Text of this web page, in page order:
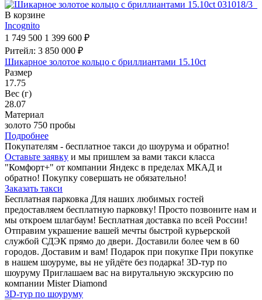
В корзине
Incognito
1 749 500 1 399 600 ₽
Ритейл: 3 850 000 ₽
Шикарное золотое кольцо с бриллиантами 15.10ct
Размер
17.75
Вес (г)
28.07
Материал
золото 750 пробы
Подробнее
Покупателям - бесплатное такси до шоурума и обратно!
Оставьте заявку и мы пришлем за вами такси класса
"Комфорт+" от компании Яндекс в пределах МКАД и
обратно! Покупку совершать не обязательно!
Заказать такси
Бесплатная парковка Для наших любимых гостей
предоставляем бесплатную парковку! Просто позвоните нам и
мы откроем шлагбаум! Бесплатная доставка по всей России!
Отправим украшение вашей мечты быстрой курьерской
службой СДЭК прямо до двери. Доставили более чем в 60
городов. Доставим и вам! Подарок при покупке При покупке
в нашем шоуруме, вы не уйдёте без подарка! 3D-тур по
шоуруму Приглашаем вас на вирутальную экскурсию по
компании Mister Diamond
3D-тур по шоуруму